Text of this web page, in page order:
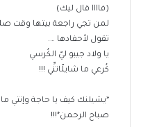
(فاااا قال ليك)
لمن تجي راجعة بيتها وقت
تقول لأحفادها ….
يا ولاد جيبو ليّ الكُرسي
كُرعي ما شايلّاتنِّي !!!
*يشيلنك كيف يا حاجة وإنتي
صباح الرحمن*!!!